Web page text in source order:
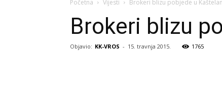
Početna Vijesti Brokeri blizu pobjede u
Brokeri blizu
Objavio: KK-VROS - 15. travnja 2015. 1765